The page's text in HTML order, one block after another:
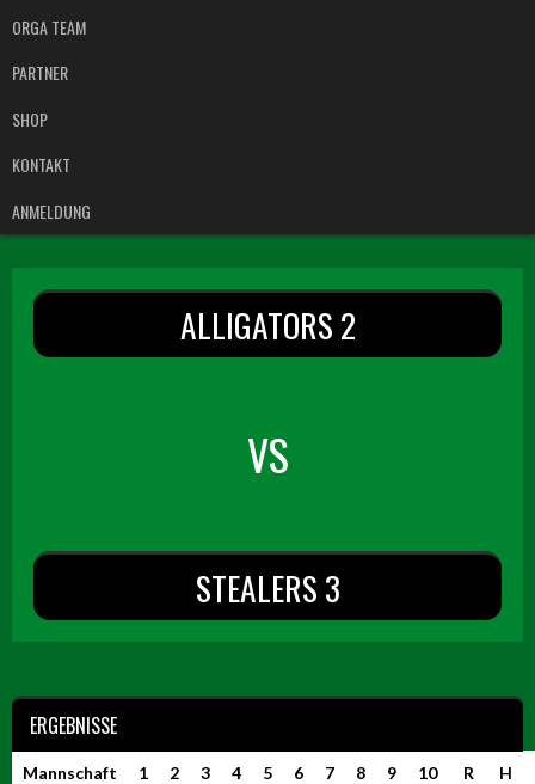
ORGA TEAM
PARTNER
SHOP
KONTAKT
ANMELDUNG
ALLIGATORS 2
VS
STEALERS 3
ERGEBNISSE
Mannschaft 1 2 3 4 5 6 7 8 9 10 R H